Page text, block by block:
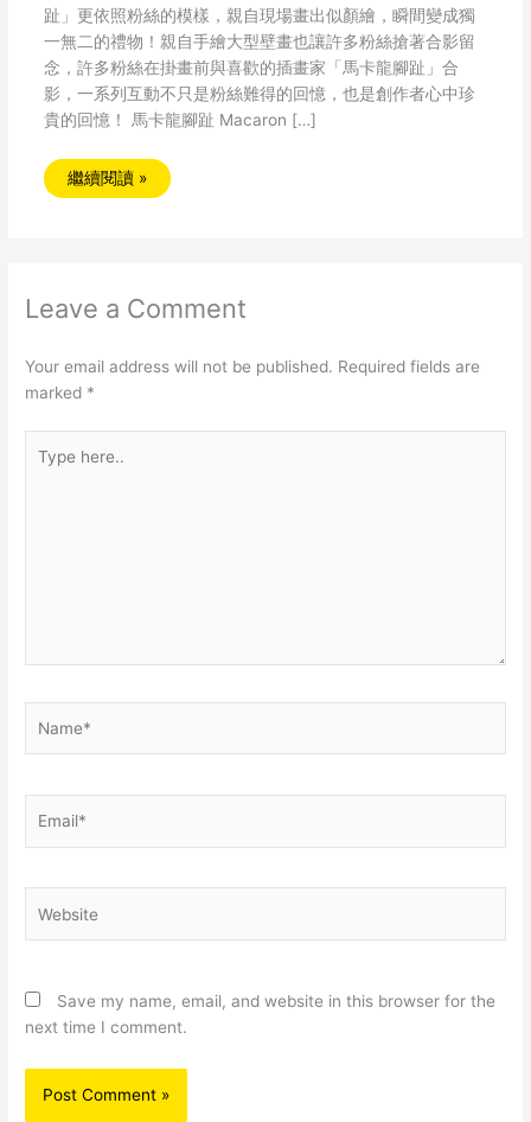
趾」更依照粉絲的模樣，親自現場畫出似顏繪，瞬間變成獨
一無二的禮物！親自手繪大型壁畫也讓許多粉絲搶著合影留
念，許多粉絲在掛畫前與喜歡的插畫家「馬卡龍腳趾」合
影，一系列互動不只是粉絲難得的回憶，也是創作者心中珍
貴的回憶！ 馬卡龍腳趾 Macaron […]
繼續閱讀 »
Leave a Comment
Your email address will not be published. Required fields are
marked *
here..
Save my name, email, and website in this browser for the
next time I comment.